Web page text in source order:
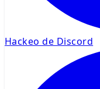
Hackeo de Discord